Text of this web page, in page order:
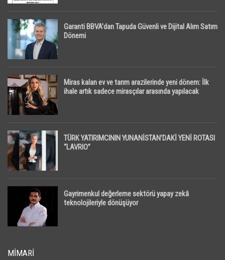
Garanti BBVA’dan Tapuda Güvenli ve Dijital Alım Satım
Dönemi
Miras kalan ev ve tarım arazilerinde yeni dönem: İlk
ihale artık sadece mirasçılar arasında yapılacak
TÜRK YATIRIMCININ YUNANİSTAN’DAKİ YENİ ROTASI
“LAVRIO”
Gayrimenkul değerleme sektörü yapay zekâ
teknolojileriyle dönüşüyor
MIMARI